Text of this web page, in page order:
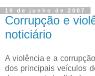
10 de junho de 2007
Corrupção e
noticiário
A violência e a
dos principais veículos